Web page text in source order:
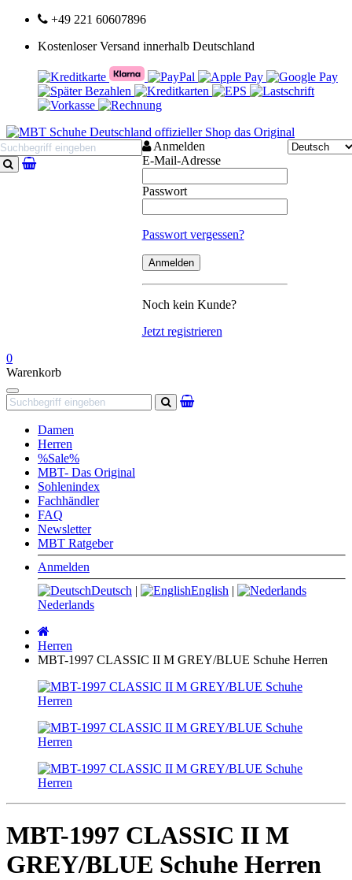
+49 221 60607896
Kostenloser Versand innerhalb Deutschland
Suchen
Anmelden
E-Mail-Adresse
Passwort
Passwort vergessen?
Noch kein Kunde?
Jetzt registrieren
0
Warenkorb
Navigation
Suchen
Damen
Herren
%Sale%
MBT- Das Original
Sohlenindex
Fachhändler
FAQ
Newsletter
MBT Ratgeber
Anmelden
Deutsch | English |
Nederlands
Herren
MBT-1997 CLASSIC II M GREY/BLUE Schuhe Herren
MBT-1997 CLASSIC II M
GREY/BLUE Schuhe Herren